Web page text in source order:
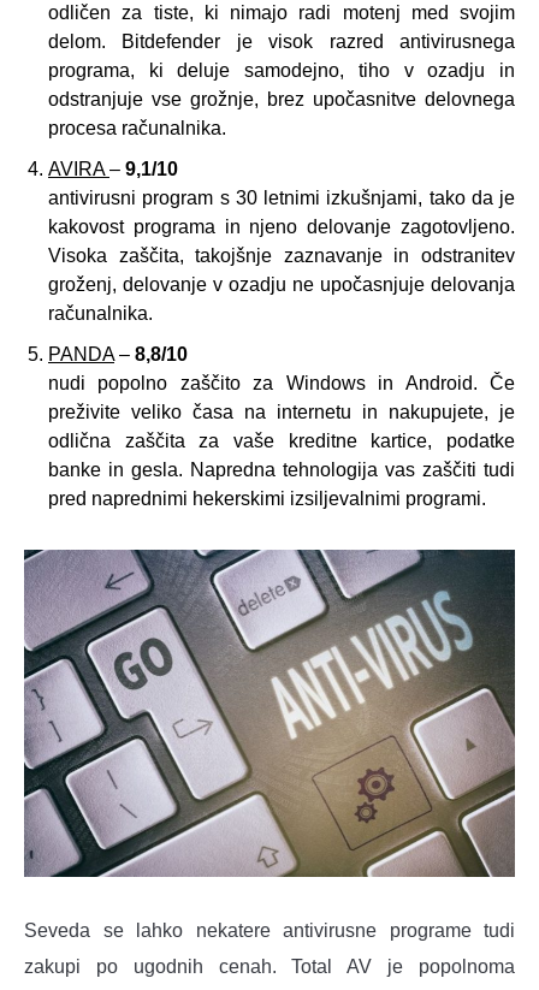
odličen za tiste, ki nimajo radi motenj med svojim
delom. Bitdefender je visok razred antivirusnega
programa, ki deluje samodejno, tiho v ozadju in
odstranjuje vse grožnje, brez upočasnitve delovnega
procesa računalnika.
AVIRA– 9,1/10
antivirusni program s 30 letnimi izkušnjami, tako da je
kakovost programa in njeno delovanje zagotovljeno.
Visoka zaščita, takojšnje zaznavanje in odstranitev
groženj, delovanje v ozadju ne upočasnjuje delovanja
računalnika.
PANDA– 8,8/10
nudi popolno zaščito za Windows in Android. Če
preživite veliko časa na internetu in nakupujete, je
odlična zaščita za vaše kreditne kartice, podatke
banke in gesla. Napredna tehnologija vas zaščiti tudi
pred naprednimi hekerskimi izsiljevalnimi programi.
Seveda se lahko nekatere antivirusne programe tudi
zakupi po ugodnih cenah. Total AV je popolnoma